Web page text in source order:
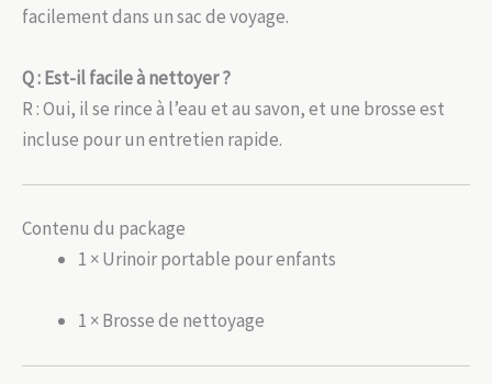
facilement dans un sac de voyage.
Q : Est-il facile à nettoyer ?
R : Oui, il se rince à l’eau et au savon, et une brosse est
incluse pour un entretien rapide.
Contenu du package
1 × Urinoir portable pour enfants
1 × Brosse de nettoyage